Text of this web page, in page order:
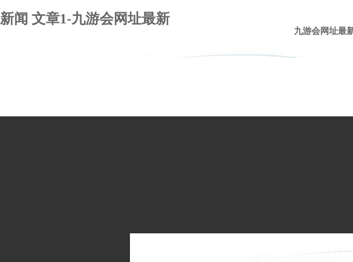
新闻 文章1-九游会网址最新
九游会网址最
九游会官网登